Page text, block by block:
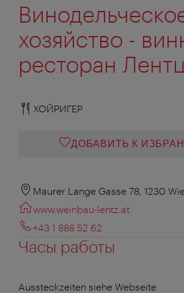
хозяйство -
ресторан Лентц
ХОЙРИГЕР
ДОБАВИТЬ К
Maurer Lange Gasse 78, 1230
www.weinbau-lentz.at
+43 1 888 52 62
Часы работы
Aussteckzeiten siehe Webseite